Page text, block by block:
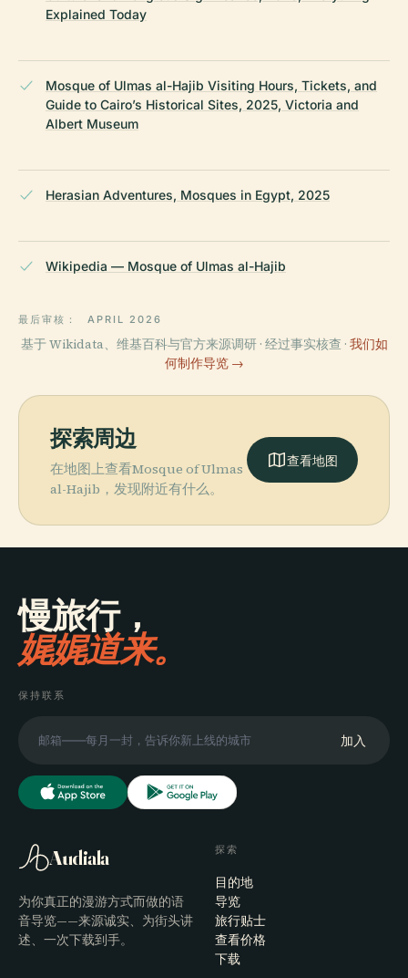
Explained Today
Mosque of Ulmas al-Hajib Visiting Hours, Tickets, and
Guide to Cairo’s Historical Sites, 2025, Victoria and
Albert Museum
Herasian Adventures, Mosques in Egypt, 2025
Wikipedia — Mosque of Ulmas al-Hajib
最后审核： APRIL 2026
基于 Wikidata、维基百科与官方来源调研 · 经过事实核查 · 我们如
何制作导览 →
探索周边
在地图上查看Mosque of Ulmas
al-Hajib，发现附近有什么。
查看地图
慢旅行，
娓娓道来。
保持联系
加入
Audiala
为你真正的漫游方式而做的语
音导览——来源诚实、为街头讲
述、一次下载到手。
探索
目的地
导览
旅行贴士
查看价格
下载